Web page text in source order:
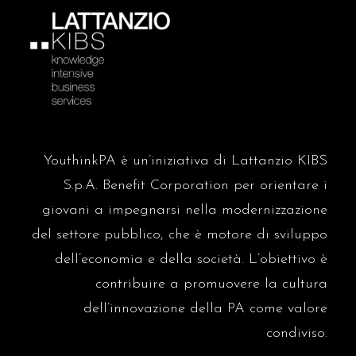
antonionaddeo.blog
La PA assume a tempo
indeterminato, maxi-concorso
Ripam per 1.340 laureati
domenica 4 gennaio
antonionaddeo.blog
ridisegnare la Pubblica
Amministrazione
sabato 3 gennaio
Sole 24
Manovra, è arrivato
l’emendamento del governo:
dalle imprese al Pnrr
martedì 16 dicembre
antonionaddeo.blog
Oltre la presenza: come i CCNL
guidano i dirigenti verso una PA
più flessibile
YouthinkPA è un’iniziativa di Lattanzio KIBS
S.p.A. Benefit Corporation per orientare i
giovani a impegnarsi nella modernizzazione
del settore pubblico, che è motore di sviluppo
dell’economia e della società. L’obiettivo è
contribuire a promuovere la cultura
dell’innovazione della PA come valore
condiviso.